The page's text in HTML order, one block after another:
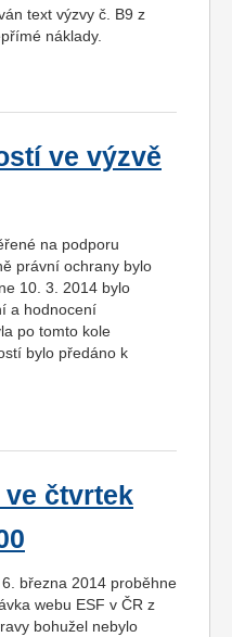
text výzvy č. B9 z
náklady.
ve výzvě
na podporu
právní ochrany bylo
10. 3. 2014 bylo
a hodnocení
po tomto kole
bylo předáno k
ve čtvrtek
března 2014 proběhne
webu ESF v ČR z
bohužel nebylo